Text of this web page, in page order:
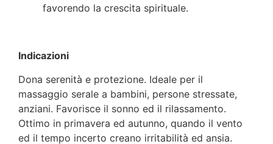
favorendo la crescita spirituale.
Indicazioni
Dona serenità e protezione. Ideale per il
massaggio serale a bambini, persone stressate,
anziani. Favorisce il sonno ed il rilassamento.
Ottimo in primavera ed autunno, quando il vento
ed il tempo incerto creano irritabilità ed ansia.